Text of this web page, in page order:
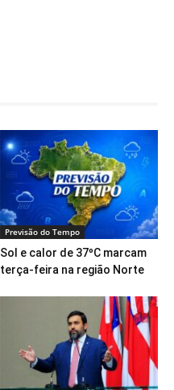
Previsão do Tempo
Sol e calor de 37ºC marcam
terça-feira na região Norte